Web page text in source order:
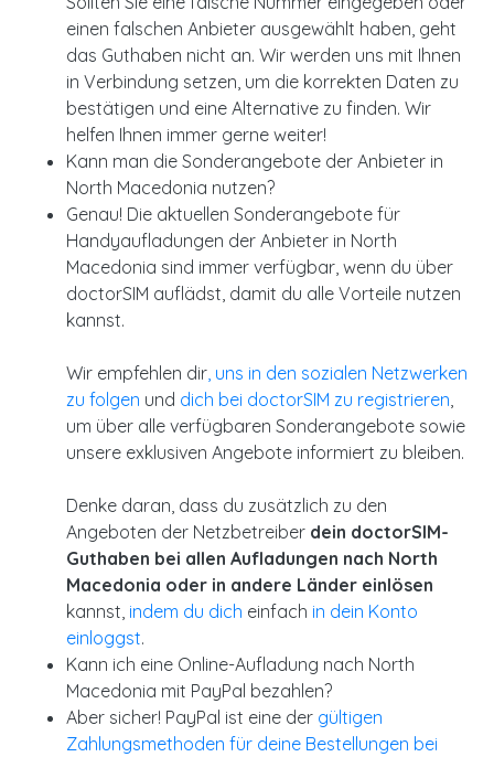
einen falschen Anbieter ausgewählt haben, geht
das Guthaben nicht an. Wir werden uns mit Ihnen
in Verbindung setzen, um die korrekten Daten zu
bestätigen und eine Alternative zu finden. Wir
helfen Ihnen immer gerne weiter!
Kann man die Sonderangebote der Anbieter in
North Macedonia nutzen?
Genau! Die aktuellen Sonderangebote für
Handyaufladungen der Anbieter in North
Macedonia sind immer verfügbar, wenn du über
doctorSIM auflädst, damit du alle Vorteile nutzen
kannst.
Wir empfehlen dir , uns in den sozialen Netzwerken
zu folgen und dich bei doctorSIM zu registrieren
um über alle verfügbaren Sonderangebote sowie
unsere exklusiven Angebote informiert zu bleiben.
Denke daran, dass du zusätzlich zu den
Angeboten der Netzbetreiber dein doctorSIM-
Guthaben bei allen Aufladungen nach North
Macedonia oder in andere Länder einlösen
kannst, indem du dich einfach in dein Konto
einloggst.
Kann ich eine Online-Aufladung nach North
Macedonia mit PayPal bezahlen?
Aber sicher! PayPal ist eine der gültigen
Zahlungsmethoden für deine Bestellungen bei